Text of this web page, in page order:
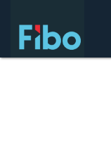
naar